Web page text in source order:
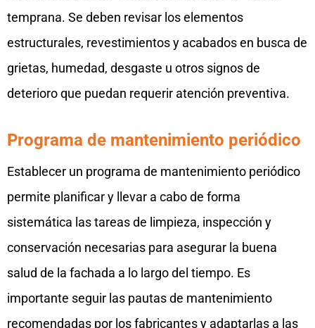
temprana. Se deben revisar los elementos
estructurales, revestimientos y acabados en busca de
grietas, humedad, desgaste u otros signos de
deterioro que puedan requerir atención preventiva.
Programa de mantenimiento periódico
Establecer un programa de mantenimiento periódico
permite planificar y llevar a cabo de forma
sistemática las tareas de limpieza, inspección y
conservación necesarias para asegurar la buena
salud de la fachada a lo largo del tiempo. Es
importante seguir las pautas de mantenimiento
recomendadas por los fabricantes y adaptarlas a las